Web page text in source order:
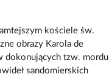
kościele św.
obrazy Karola de
dokonujących tzw. mordu
sandomierskich